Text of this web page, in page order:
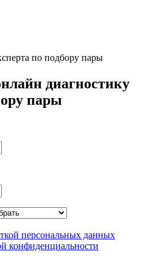
диагностику
пары
персональных данных
конфиденциальности